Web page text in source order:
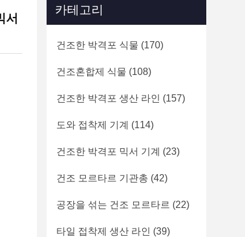
서
카테고리
건조한 박격포 식물 (170)
건조혼합제 식물 (108)
건조한 박격포 생산 라인 (157)
도와 접착제 기계 (114)
건조한 박격포 믹서 기계 (23)
건조 모르타르 기관총 (42)
공장을 섞는 건조 모르타르 (22)
타일 접착제 생산 라인 (39)